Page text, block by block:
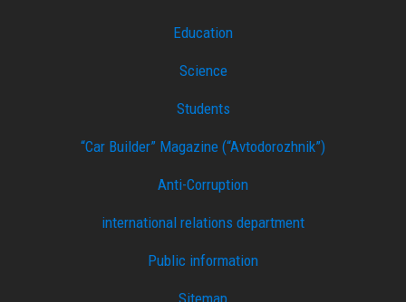
Education
Science
Students
“Car Builder” Magazine (“Avtodorozhnik”)
Anti-Corruption
international relations department
Public information
Sitemap